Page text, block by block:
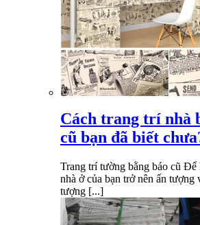
Cách trang trí nhà
cũ bạn đã biết
Trang trí tường bằng báo cũ Để
nhà ở của bạn trở nên ấn tượng
tượng [...]